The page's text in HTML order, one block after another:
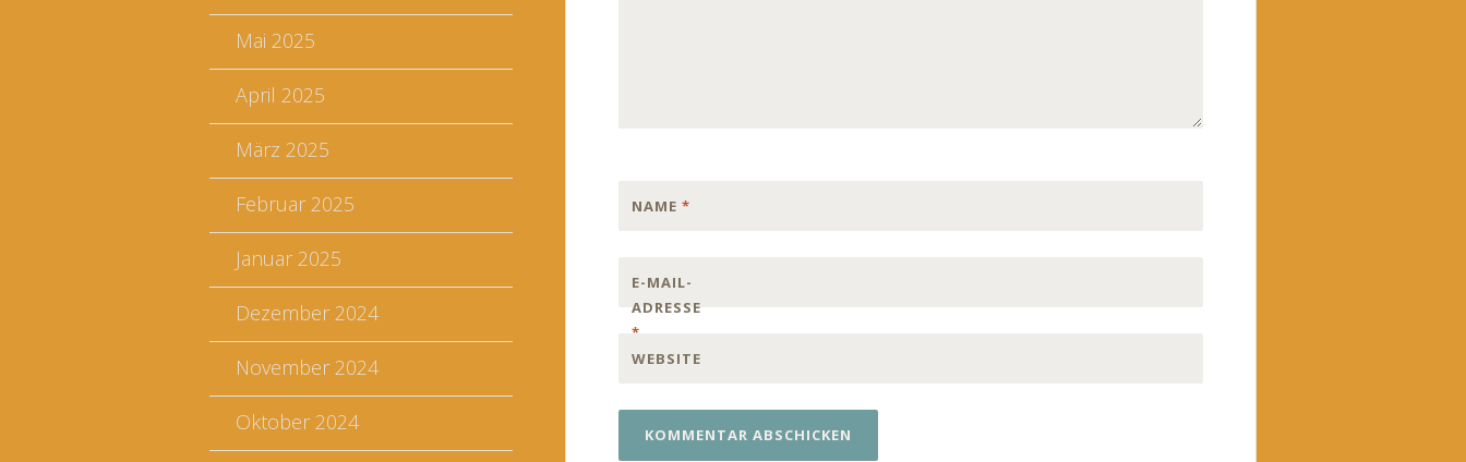
Mai 2025
April 2025
März 2025
Februar 2025
Januar 2025
Dezember 2024
November 2024
Oktober 2024
NAME*
E-MAIL-
ADRESSE
*
WEBSITE